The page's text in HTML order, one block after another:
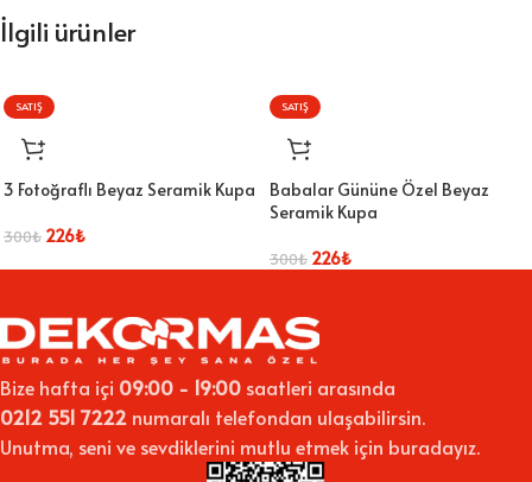
İlgili ürünler
SATIŞ
3 Fotoğraflı Beyaz Seramik Kupa
300₺ 226₺
SATIŞ
Babalar Gününe Özel Beyaz
Seramik Kupa
300₺ 226₺
Bize hafta içi 09:00 - 19:00 saatleri arasında
0212 551 7222 numaralı telefondan ulaşabilirsin.
Unutma, seni ve sevdiklerini mutlu etmek için buradayız.